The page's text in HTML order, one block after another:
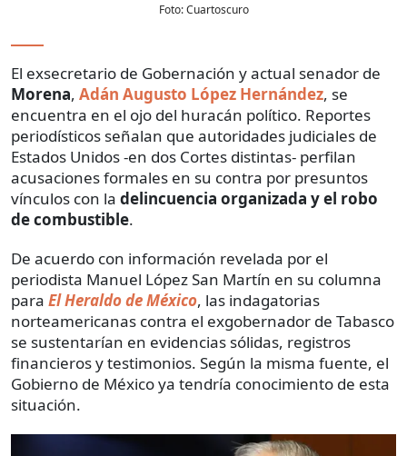
Foto:Cuartoscuro
El exsecretario de Gobernación y actual senador de
Morena, Adán Augusto López Hernández, se
encuentra en el ojo del huracán político. Reportes
periodísticos señalan que autoridades judiciales de
Estados Unidos -en dos Cortes distintas- perfilan
acusaciones formales en su contra por presuntos
vínculos con la delincuencia organizada y el robo
de combustible.
De acuerdo con información revelada por el
periodista Manuel López San Martín en su columna
para El Heraldo de México, las indagatorias
norteamericanas contra el exgobernador de Tabasco
se sustentarían en evidencias sólidas, registros
financieros y testimonios. Según la misma fuente, el
Gobierno de México ya tendría conocimiento de esta
situación.